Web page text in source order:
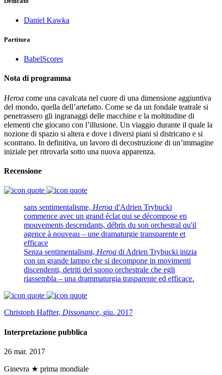
Daniel Kawka
Partitura
BabelScores
Nota di programma
Heroa come una cavalcata nel cuore di una dimensione aggiuntiva
del mondo, quella dell’artefatto. Come se da un fondale teatrale si
penetrassero gli ingranaggi delle macchine e la moltitudine di
elementi che giocano con l’illusione. Un viaggio durante il quale la
nozione di spazio si altera e dove i diversi piani si districano e si
scontrano. In definitiva, un lavoro di decostruzione di un’immagine
iniziale per ritrovarla sotto una nuova apparenza.
Recensione
sans sentimentalisme, Heroa d'Adrien Trybucki
commence avec un grand éclat qui se décompose en
mouvements descendants, débris du son orchestral qu'il
agence à nouveau – une dramaturgie transparente et
efficace
Senza sentimentalismi, Heroa di Adrien Trybucki inizia
con un grande lampo che si decompone in movimenti
discendenti, detriti del suono orchestrale che egli
riassembla – una drammaturgia trasparente ed efficace.
Christoph Haffter, Dissonance, giu. 2017
Interpretazione pubblica
26 mar. 2017
Ginevra ★ prima mondiale